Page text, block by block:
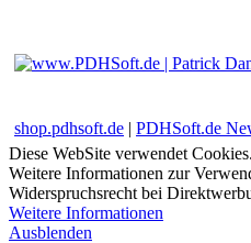
shop.pdhsoft.de | PDHSoft.de
Diese WebSite verwendet
Weitere Informationen zur
Widerspruchsrecht bei
Weitere Informationen
Ausblenden